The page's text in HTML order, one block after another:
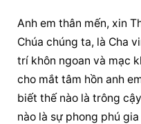
Anh em thân mến, xin
Chúa chúng ta, là Cha
trí khôn ngoan và mạc
cho mắt tâm hồn anh
biết thế nào là trông
nào là sự phong phú